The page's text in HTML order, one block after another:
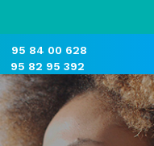
95 84 00 628
95 82 95 392